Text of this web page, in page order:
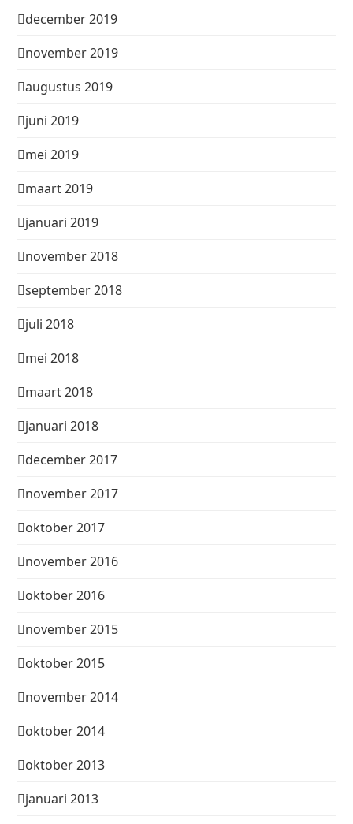
december 2019
november 2019
augustus 2019
juni 2019
mei 2019
maart 2019
januari 2019
november 2018
september 2018
juli 2018
mei 2018
maart 2018
januari 2018
december 2017
november 2017
oktober 2017
november 2016
oktober 2016
november 2015
oktober 2015
november 2014
oktober 2014
oktober 2013
januari 2013